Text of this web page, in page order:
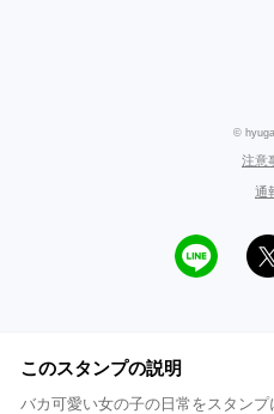
©
注意
通
このスタンプの説明
バカ可愛い女の子の日常をスタンプ